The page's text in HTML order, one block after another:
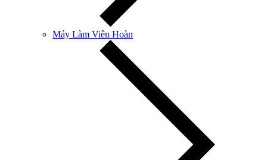
Máy Làm Viên Hoàn